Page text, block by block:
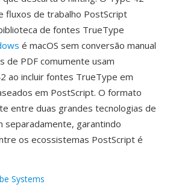
fluxos de trabalho PostScript
de fontes TrueType
é macOS sem conversão manual
de PDF comumente usam
ao incluir fontes TrueType em
em PostScript. O formato
entre duas grandes tecnologias de
separadamente, garantindo
os ecossistemas PostScript é
Systems